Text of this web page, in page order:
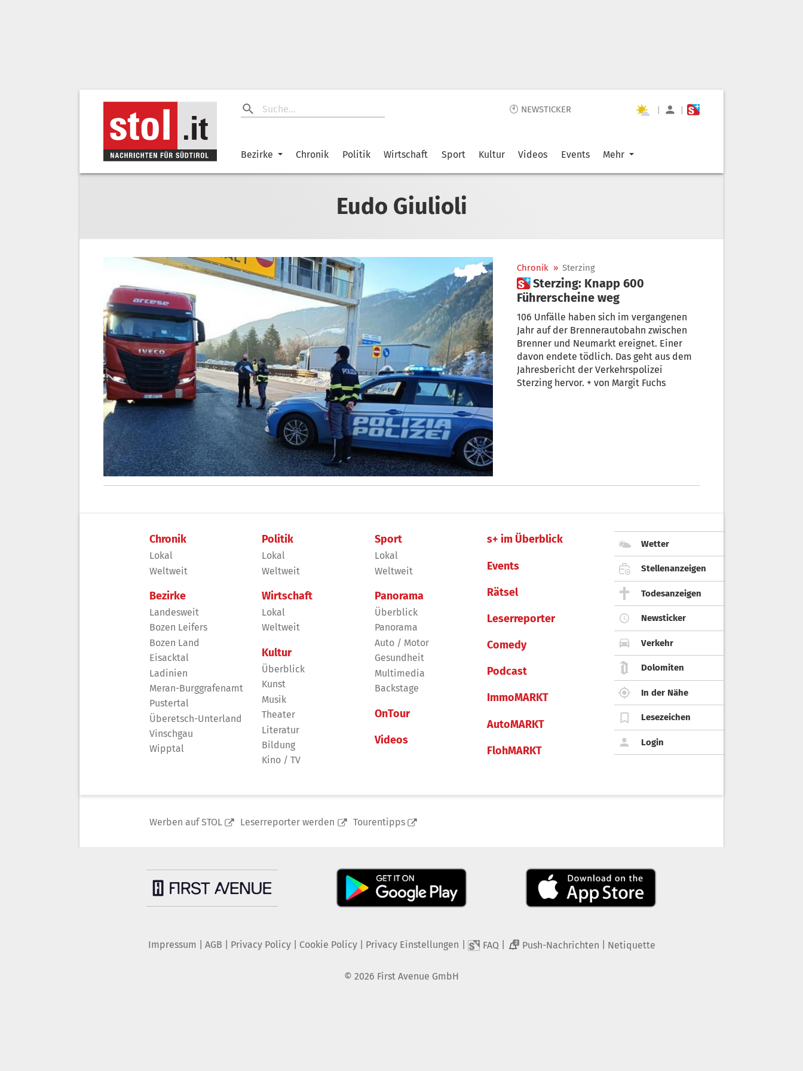
🕙 NEWSTICKER | |
Bezirke Chronik Politik Wirtschaft Sport Kultur Videos Events Mehr
Eudo Giulioli
Chronik » Sterzing
 Sterzing: Knapp 600
Führerscheine weg
106 Unfälle haben sich im vergangenen
Jahr auf der Brennerautobahn zwischen
Brenner und Neumarkt ereignet. Einer
davon endete tödlich. Das geht aus dem
Jahresbericht der Verkehrspolizei
Sterzing hervor. + von Margit Fuchs
Chronik
Lokal
Weltweit
Bezirke
Landesweit
Bozen Leifers
Bozen Land
Eisacktal
Ladinien
Meran-Burggrafenamt
Pustertal
Überetsch-Unterland
Vinschgau
Wipptal
Politik
Lokal
Weltweit
Wirtschaft
Lokal
Weltweit
Kultur
Überblick
Kunst
Musik
Theater
Literatur
Bildung
Kino / TV
Sport
Lokal
Weltweit
Panorama
Überblick
Panorama
Auto / Motor
Gesundheit
Multimedia
Backstage
OnTour
Videos
s+ im Überblick
Events
Rätsel
Leserreporter
Comedy
Podcast
ImmoMARKT
AutoMARKT
FlohMARKT
Wetter
Stellenanzeigen
Todesanzeigen
Newsticker
Verkehr
Dolomiten
In der Nähe
Lesezeichen
Login
Werben auf STOL Leserreporter werden Tourentipps
Impressum AGB Privacy Policy| Cookie Policy| Privacy Einstellungen FAQ 2 Push-Nachrichten Netiquette
© 2026 First Avenue GmbH